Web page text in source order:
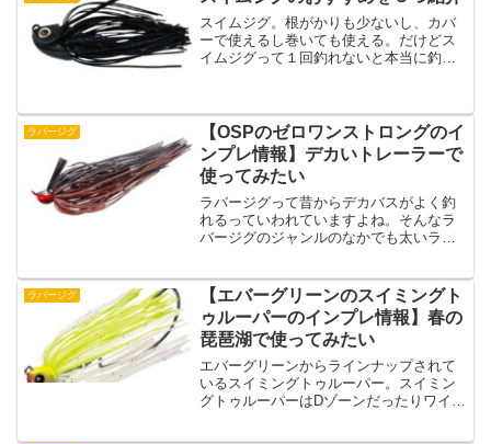
ンのチャターとローテ...
スイムジグ。根がかりも少ないし、カバ
ーで使えるし巻いても使える。だけどス
イムジグって１回釣れないと本当に釣れ
ない。スイムジグにそんなイメージを持
っている場合はやっぱりま...
ラバージグ
【OSPのゼロワンストロングのイ
ンプレ情報】デカいトレーラーで
使ってみたい
ラバージグって昔からデカバスがよく釣
れるっていわれていますよね。そんなラ
バージグのジャンルのなかでも太いラバ
ロングになっています。ラバージグの釣
りでデカバスだけを狙いた...
ラバージグ
【エバーグリーンのスイミングト
ゥルーパーのインプレ情報】春の
琵琶湖で使ってみたい
エバーグリーンからラインナップされて
いるスイミングトゥルーパー。スイミン
グトゥルーパーはDゾーンだったりワイル